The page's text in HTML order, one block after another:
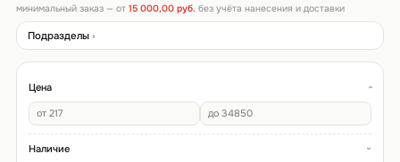
минимальный заказ — от 15 000,00 руб. без учёта нанесения и доставки
Подразделы
Цена
Наличие